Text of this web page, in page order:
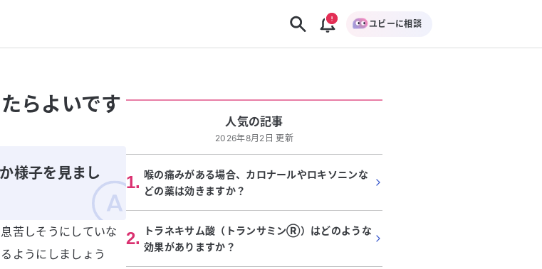
ユビーに相談
らよいです
様子を見まし
苦しそうにしていな
ようにしましょう
人気の記事
2026年8月2日 更新
1. 喉の痛みがある場合、カロナールやロキソニンな
どの薬は効きますか？
2.
トラネキサム酸（トランサミンⓇ）はどのような
効果がありますか？